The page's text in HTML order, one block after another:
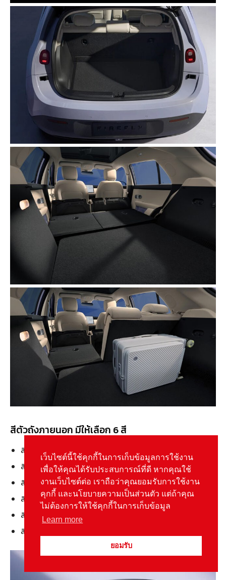
สีตัวถังภายนอก มีให้เลือก 6 สี
สีม่วง Lavender
สีเขียว Lime
สีขาว Marble
สีน้ำตาล Sand
สีเทา Graphite
สีดำ Lava Stone
เว็บไซต์นี้ใช้คุกกี้ในการเก็บข้อมูลการใช้งาน
เพื่อให้คุณได้รับประสบการณ์ที่ดี หากคุณใช้
งานเว็บไซต์ต่อ เราถือว่าคุณยอมรับการใช้งาน
คุกกี้ และนโยบายความเป็นส่วนตัว แต่ถ้าคุณ
ไม่ต้องการให้ใช้คุกกี้ในการเก็บข้อมูล
Learn more
ยอมรับ